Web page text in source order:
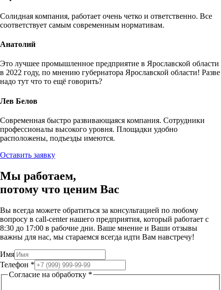
Солидная компания, работает очень четко и ответственно. Все
соответствует самым современным нормативам.
Анатолий
Это лучшее промышленное предприятие в Ярославской области
в 2022 году, по мнению губернатора Ярославской области! Разве
надо тут что то ещё говорить?
Лев Белов
Современная быстро развивающаяся компания. Сотрудники
профессионалы высокого уровня. Площадки удобно
расположены, подъезды имеются.
Оставить заявку
Мы работаем,
потому что ценим Вас
Вы всегда можете обратиться за консультацией по любому
вопросу в call-center нашего предприятия, который работает c
8:30 до 17:00 в рабочие дни. Ваше мнение и Ваши отзывы
важны для нас, мы стараемся всегда идти Вам навстречу!
Имя
Телефон *
Согласие на обработку *